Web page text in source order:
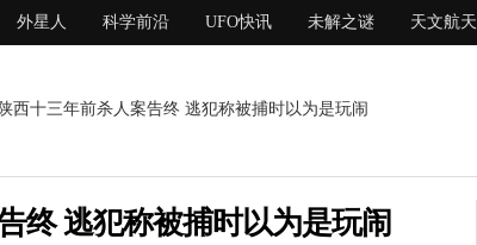
外星人 科学前沿 UFO快讯 未解之谜 天文航天
西十三年前杀人案告终 逃犯称被捕时以为是玩闹
终 逃犯称被捕时以为是玩闹